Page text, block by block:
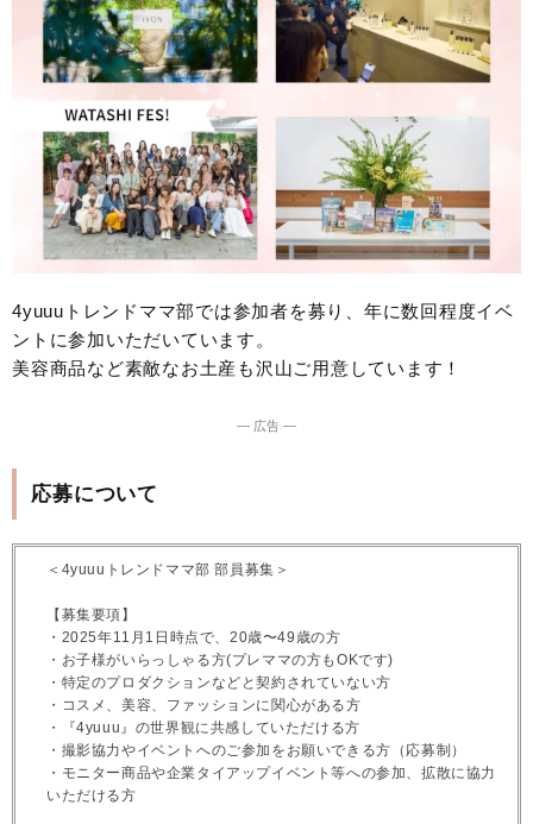
4yuuuトレンドママ部では参加者を募り、年に数回程度イベ
ントに参加いただいています。
美容商品など素敵なお土産も沢山ご用意しています！
― 広告 ―
応募について
＜4yuuuトレンドママ部 部員募集＞
【募集要項】
・2025年11月1日時点で、20歳〜49歳の方
・お子様がいらっしゃる方(プレママの方もOKです)
・特定のプロダクションなどと契約されていない方
・コスメ、美容、ファッションに関心がある方
・『4yuuu』の世界観に共感していただける方
・撮影協力やイベントへのご参加をお願いできる方（応募制）
・モニター商品や企業タイアップイベント等への参加、拡散に協力
いただける方